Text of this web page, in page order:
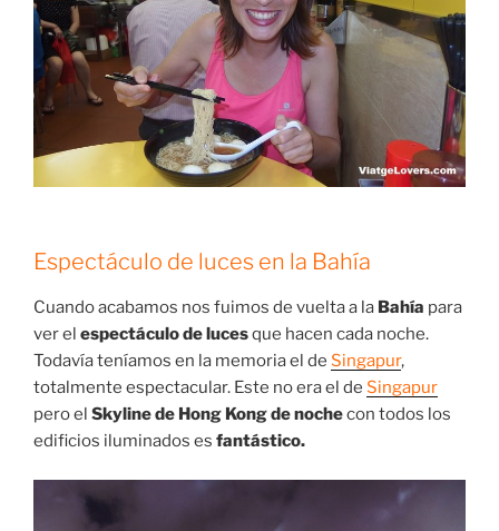
Espectáculo de luces en la Bahía
Cuando acabamos nos fuimos de vuelta a la Bahía para
ver el espectáculo de lucesque hacen cada noche.
Todavía teníamos en la memoria el de Singapur,
totalmente espectacular. Este no era el de Singapur
pero el Skyline de Hong Kong de nochecon todos los
edificios iluminados es fantástico.